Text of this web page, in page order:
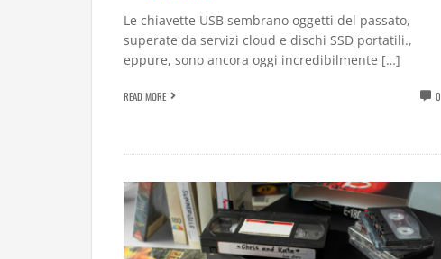
Le chiavette USB sembrano oggetti del passato,
superate da servizi cloud e dischi SSD portatili.,
eppure, sono ancora oggi incredibilmente […]
READ MORE 0